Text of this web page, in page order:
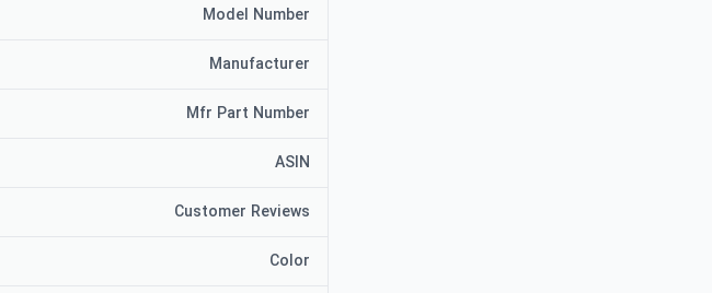
Model Number
Manufacturer
Mfr Part Number
ASIN
Customer Reviews
Color